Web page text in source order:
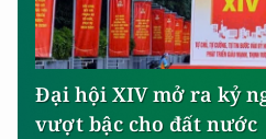
Đại hội XIV mở ra kỷ
vượt bậc cho đất nước